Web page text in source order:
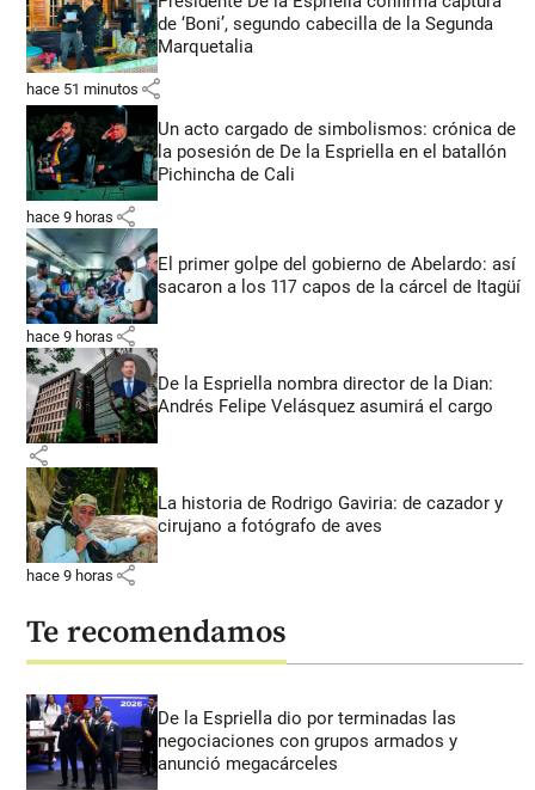
de ‘Boni’, segundo cabecilla de la Segunda
Marquetalia
hace 51 minutos share
Un acto cargado de simbolismos: crónica de
la posesión de De la Espriella en el batallón
Pichincha de Cali
hace 9 horas share
El primer golpe del gobierno de Abelardo: así
sacaron a los 117 capos de la cárcel de Itagüí
hace 9 horas share
De la Espriella nombra director de la Dian:
Andrés Felipe Velásquez asumirá el cargo
share
La historia de Rodrigo Gaviria: de cazador y
cirujano a fotógrafo de aves
hace 9 horas share
Te recomendamos
De la Espriella dio por terminadas las
negociaciones con grupos armados y
anunció megacárceles